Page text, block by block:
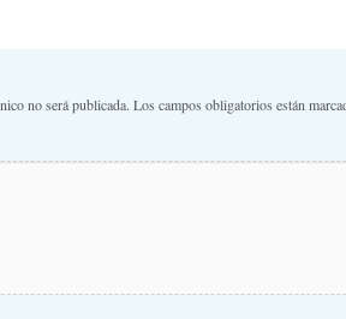
no será publicada. Los campos obligatorios están